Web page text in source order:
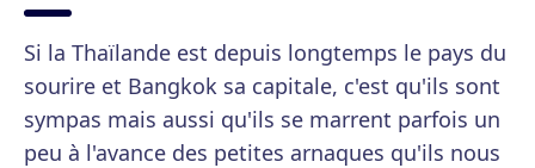
Si la Thaïlande est depuis longtemps le pays du
sourire et Bangkok sa capitale, c'est qu'ils sont
sympas mais aussi qu'ils se marrent parfois un
peu à l'avance des petites arnaques qu'ils nous